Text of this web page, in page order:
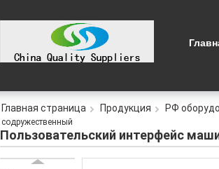
Главная страница Продукция РФ
содружественный
Пользовательский интерфейс